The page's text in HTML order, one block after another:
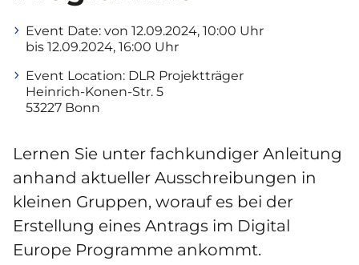
Event Date: von 12.09.2024, 10:00 Uhr
bis 12.09.2024, 16:00 Uhr
Event Location: DLR Projektträger
Heinrich-Konen-Str. 5
53227 Bonn
Lernen Sie unter fachkundiger Anleitung
anhand aktueller Ausschreibungen in
kleinen Gruppen, worauf es bei der
Erstellung eines Antrags im Digital
Europe Programme ankommt.